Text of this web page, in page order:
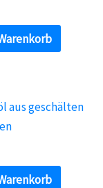
aus geschälten